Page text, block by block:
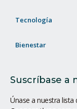
Tecnología
Bienestar
Suscríbase a
Únase a nuestra lista